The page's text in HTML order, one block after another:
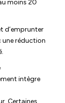
moins 20
d’emprunter
une réduction
intègre
Certaines